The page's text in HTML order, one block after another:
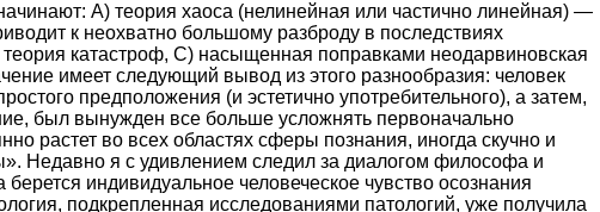
А) теория хаоса (нелинейная или частично линейная) —
к неохватно большому разброду в последствиях
катастроф, С) насыщенная поправками неодарвиновская
имеет следующий вывод из этого разнообразия: человек
предположения (и эстетично употребительного), а затем,
был вынужден все больше усложнять первоначально
растет во всех областях сферы познания, иногда скучно и
Недавно я с удивлением следил за диалогом философа и
индивидуальное человеческое чувство осознания
подкрепленная исследованиями патологий, уже получила